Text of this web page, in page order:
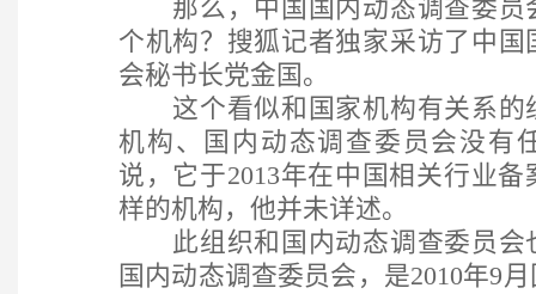
那么，中国国内动态调查委员
个机构？搜狐记者独家采访了中国
会秘书长党金国。
这个看似和国家机构有关系的
机构、国内动态调查委员会没有
说，它于2013年在中国相关行业
样的机构，他并未详述。
此组织和国内动态调查委员会
国内动态调查委员会，是2010年9